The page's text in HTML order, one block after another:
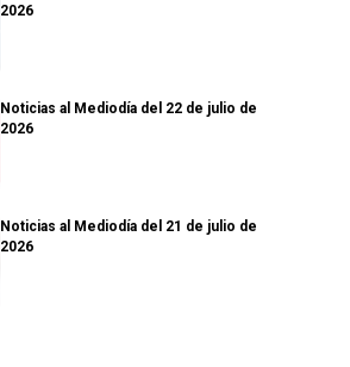
2026
Noticias al Mediodía del 22 de julio de
2026
Noticias al Mediodía del 21 de julio de
2026